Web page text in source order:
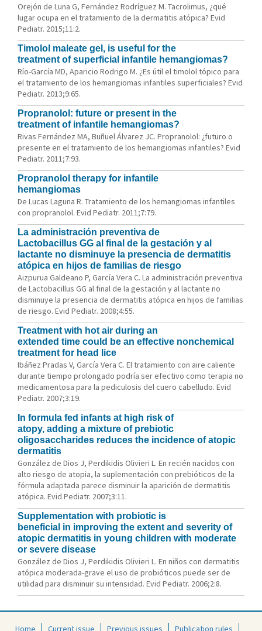
Orejón de Luna G, Fernández Rodríguez M. Tacrolimus, ¿qué
lugar ocupa en el tratamiento de la dermatitis atópica? Evid
Pediatr. 2015;11:2.
Timolol maleate gel, is useful for the
treatment of superficial infantile hemangiomas?
Río-García MD, Aparicio Rodrigo M. ¿Es útil el timolol tópico para
el tratamiento de los hemangiomas infantiles superficiales? Evid
Pediatr. 2013;9:65.
Propranolol: future or present in the
treatment of infantile hemangiomas?
Rivas Fernández MA, Buñuel Álvarez JC. Propranolol: ¿futuro o
presente en el tratamiento de los hemangiomas infantiles? Evid
Pediatr. 2011;7:93.
Propranolol therapy for infantile
hemangiomas
De Lucas Laguna R. Tratamiento de los hemangiomas infantiles
con propranolol. Evid Pediatr. 2011;7:79.
La administración preventiva de
Lactobacillus GG al final de la gestación y al
lactante no disminuye la presencia de dermatitis
atópica en hijos de familias de riesgo
Aizpurua Galdeano P, García Vera C. La administración preventiva
de Lactobacillus GG al final de la gestación y al lactante no
disminuye la presencia de dermatitis atópica en hijos de familias
de riesgo. Evid Pediatr. 2008;4:55.
Treatment with hot air during an
extended time could be an effective nonchemical
treatment for head lice
Ibáñez Pradas V, García Vera C. El tratamiento con aire caliente
durante tiempo prolongado podría ser efectivo como terapia no
medicamentosa para la pediculosis del cuero cabelludo. Evid
Pediatr. 2007;3:19.
In formula fed infants at high risk of
atopy, adding a mixture of prebiotic
oligosaccharides reduces the incidence of atopic
dermatitis
González de Dios J, Perdikidis Olivieri L. En recién nacidos con
alto riesgo de atopia, la suplementación con prebióticos de la
fórmula adaptada parece disminuir la aparición de dermatitis
atópica. Evid Pediatr. 2007;3:11.
Supplementation with probiotic is
beneficial in improving the extent and severity of
atopic dermatitis in young children with moderate
or severe disease
González de Dios J, Perdikidis Olivieri L. En niños con dermatitis
atópica moderada-grave el uso de probióticos puede ser de
utilidad para disminuir su intensidad. Evid Pediatr. 2006;2:8.
Home Current issue Previous issues
Publication rules